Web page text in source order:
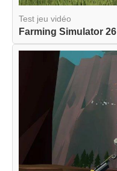
Test jeu vidéo
Farming Simulator 26